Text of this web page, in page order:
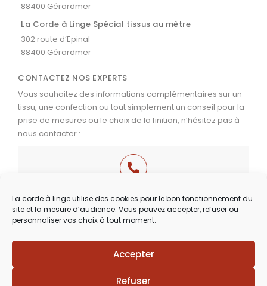
La corde à linge utilise des cookies pour le bon fonctionnement du
site et la mesure d’audience. Vous pouvez accepter, refuser ou
personnaliser vos choix à tout moment.
Accepter
Refuser
88400 Gérardmer
La Corde à Linge Spécial tissus au mètre
302 route d’Epinal
88400 Gérardmer
CONTACTEZ NOS EXPERTS
Vous souhaitez des informations complémentaires sur un
tissu, une confection ou tout simplement un conseil pour la
prise de mesures ou le choix de la finition, n’hésitez pas à
nous contacter :
03 29 60 49 17
Du Mardi au Samedi